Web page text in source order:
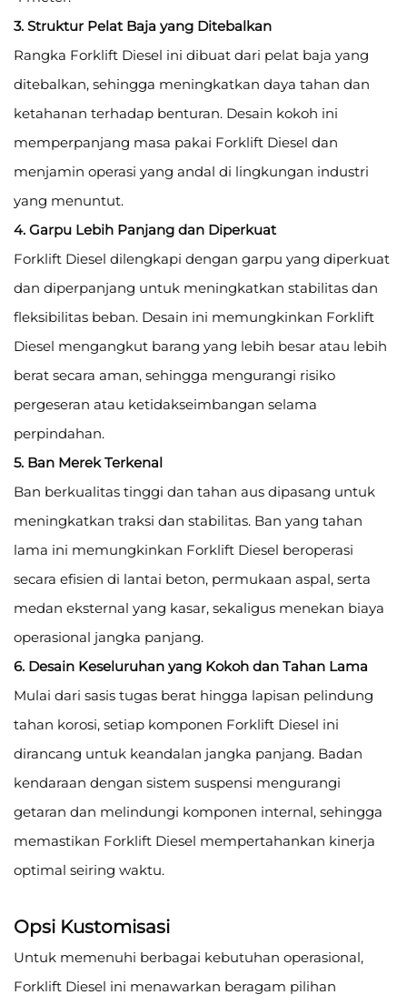
3. Struktur Pelat Baja yang Ditebalkan
Rangka Forklift Diesel ini dibuat dari pelat baja yang
ditebalkan, sehingga meningkatkan daya tahan dan
ketahanan terhadap benturan. Desain kokoh ini
memperpanjang masa pakai Forklift Diesel dan
menjamin operasi yang andal di lingkungan industri
yang menuntut.
4. Garpu Lebih Panjang dan Diperkuat
Forklift Diesel dilengkapi dengan garpu yang diperkuat
dan diperpanjang untuk meningkatkan stabilitas dan
fleksibilitas beban. Desain ini memungkinkan Forklift
Diesel mengangkut barang yang lebih besar atau lebih
berat secara aman, sehingga mengurangi risiko
pergeseran atau ketidakseimbangan selama
perpindahan.
5. Ban Merek Terkenal
Ban berkualitas tinggi dan tahan aus dipasang untuk
meningkatkan traksi dan stabilitas. Ban yang tahan
lama ini memungkinkan Forklift Diesel beroperasi
secara efisien di lantai beton, permukaan aspal, serta
medan eksternal yang kasar, sekaligus menekan biaya
operasional jangka panjang.
6. Desain Keseluruhan yang Kokoh dan Tahan Lama
Mulai dari sasis tugas berat hingga lapisan pelindung
tahan korosi, setiap komponen Forklift Diesel ini
dirancang untuk keandalan jangka panjang. Badan
kendaraan dengan sistem suspensi mengurangi
getaran dan melindungi komponen internal, sehingga
memastikan Forklift Diesel mempertahankan kinerja
optimal seiring waktu.
Opsi Kustomisasi
Untuk memenuhi berbagai kebutuhan operasional,
Forklift Diesel ini menawarkan beragam pilihan